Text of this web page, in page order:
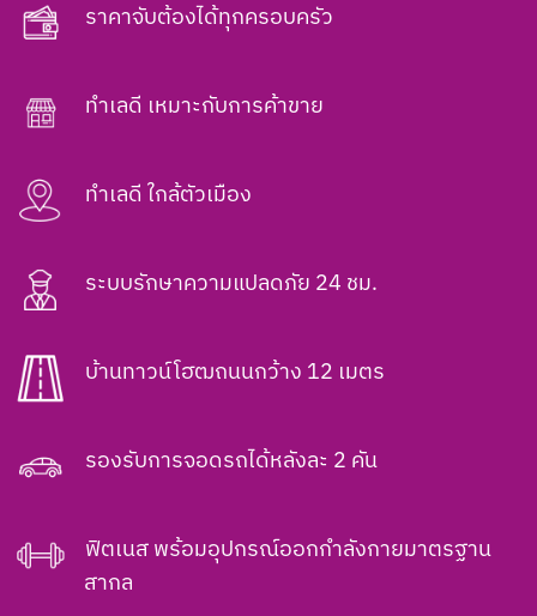
ราคาจับต้องได้ทุกครอบครัว
ทำเลดี เหมาะกับการค้าขาย
ทำเลดี ใกล้ตัวเมือง
ระบบรักษาความแปลดภัย 24 ชม.
บ้านทาวน์โฮฒถนนกว้าง 12 เมตร
รองรับการจอดรถได้หลังละ 2 คัน
ฟิตเนส พร้อมอุปกรณ์ออกกำลังกายมาตรฐาน
สากล